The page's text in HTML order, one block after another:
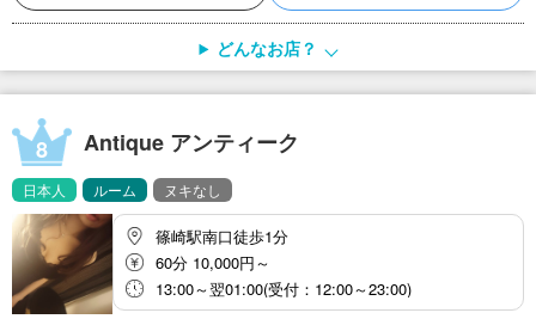
どんなお店？
8 Antique アンティーク
日本人 ルーム ヌキなし
篠崎駅南口徒歩1分
60分 10,000円～
13:00～翌01:00(受付：12:00～23:00)